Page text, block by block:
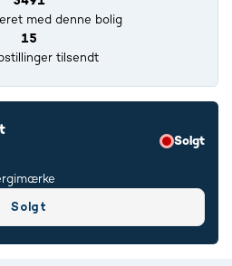
med denne bolig
15
tilsendt
Solgt
Solgt